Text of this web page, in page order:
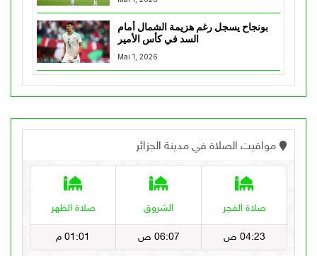
بونجاح يسجل رغم هزيمة الشمال أمام
السد في كأس الأمير
Mai 1, 2026